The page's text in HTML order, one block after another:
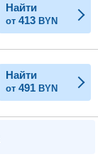
Найти
от 413 BYN
Найти
от 491 BYN